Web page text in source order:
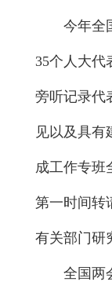
今年全
35个人大代
旁听记录代
见以及具有
成工作专班
第一时间转
有关部门研
全国两